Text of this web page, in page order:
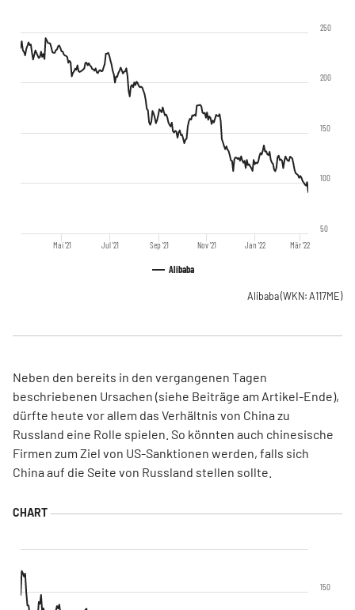
Alibaba
Mai '21 Jul '21 Sep '21 Nov '21 Jan '22 Mär '22
50
100
150
200
250
Alibaba(WKN: A117ME)
Neben den bereits in den vergangenen Tagen
beschriebenen Ursachen (siehe Beiträge am Artikel-Ende),
dürfte heute vor allem das Verhältnis von China zu
Russland eine Rolle spielen. So könnten auch chinesische
Firmen zum Ziel von US-Sanktionen werden, falls sich
China auf die Seite von Russland stellen sollte.
150